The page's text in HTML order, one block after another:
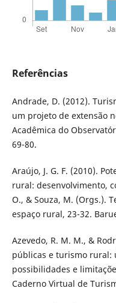
Referências
Andrade, D. (2012).
um projeto de extensão
Acadêmica do
69-80.
Araújo, J. G. F. (2010).
rural: desenvolvimento,
O., & Souza, M. (Orgs.).
espaço rural, 23-32.
Azevedo, R. M. M., &
públicas e turismo rural:
possibilidades e
Caderno Virtual de